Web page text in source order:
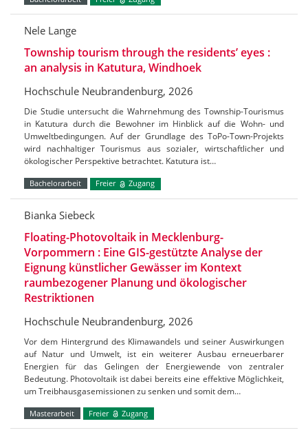
Nele Lange
Township tourism through the residents’ eyes :
an analysis in Katutura, Windhoek
Hochschule Neubrandenburg, 2026
Die Studie untersucht die Wahrnehmung des Township-Tourismus
in Katutura durch die Bewohner im Hinblick auf die Wohn- und
Umweltbedingungen. Auf der Grundlage des ToPo-Town-Projekts
wird nachhaltiger Tourismus aus sozialer, wirtschaftlicher und
ökologischer Perspektive betrachtet. Katutura ist…
Bachelorarbeit Freier Zugang
Bianka Siebeck
Floating-Photovoltaik in Mecklenburg-
Vorpommern : Eine GIS-gestützte Analyse der
Eignung künstlicher Gewässer im Kontext
raumbezogener Planung und ökologischer
Restriktionen
Hochschule Neubrandenburg, 2026
Vor dem Hintergrund des Klimawandels und seiner Auswirkungen
auf Natur und Umwelt, ist ein weiterer Ausbau erneuerbarer
Energien für das Gelingen der Energiewende von zentraler
Bedeutung. Photovoltaik ist dabei bereits eine effektive Möglichkeit,
um Treibhausgasemissionen zu senken und somit dem…
Masterarbeit Freier Zugang